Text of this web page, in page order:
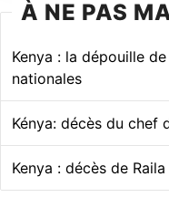
À NE PAS
Kenya : la dépouille
nationales
Kénya: décès du chef
Kenya : décès de